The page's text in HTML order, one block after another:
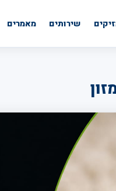
שירותים מאמרים